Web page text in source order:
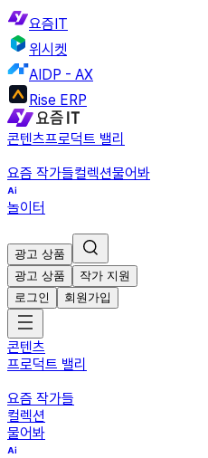
요즘IT
위시켓
AIDP - AX
Rise ERP
콘텐츠프로덕트 밸리
요즘 작가들컬렉션물어봐
놀이터
광고 상품
광고 상품
작가 지원
로그인
회원가입
콘텐츠
프로덕트 밸리
요즘 작가들
컬렉션
물어봐